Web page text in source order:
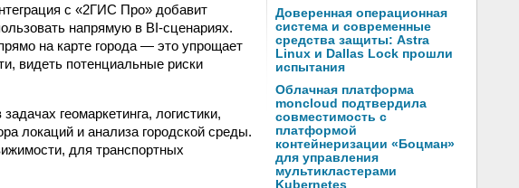
с «2ГИС Про» добавит
напрямую в BI-сценариях.
на карте города — это упрощает
видеть потенциальные риски
геомаркетинга, логистики,
локаций и анализа городской среды.
для транспортных
Доверенная операционная
система и современные
средства защиты: Astra
Linux и Dallas Lock прошли
испытания
Облачная платформа
moncloud подтвердила
совместимость с
платформой
контейнеризации «Боцман»
для управления
мультикластерами
Kubernetes